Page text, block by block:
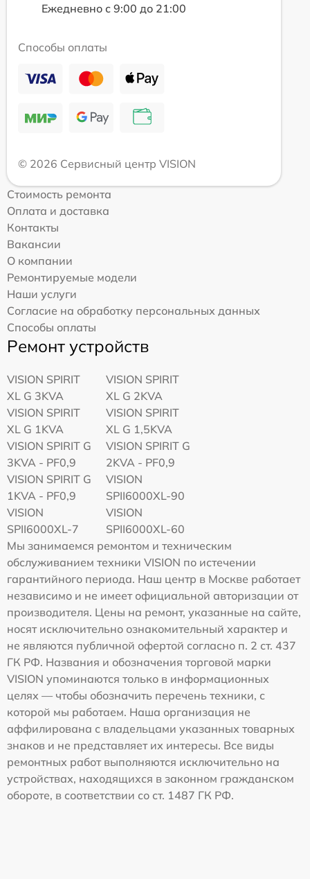
Ежедневно с 9:00 до 21:00
Способы оплаты
© 2026 Сервисный центр VISION
Стоимость ремонта
Оплата и доставка
Контакты
Вакансии
О компании
Ремонтируемые модели
Наши услуги
Согласие на обработку персональных данных
Способы оплаты
Ремонт устройств
VISION SPIRIT
XL G 3KVA
VISION SPIRIT
XL G 2KVA
VISION SPIRIT
XL G 1KVA
VISION SPIRIT
XL G 1,5KVA
VISION SPIRIT G
3KVA - PF0,9
VISION SPIRIT G
2KVA - PF0,9
VISION SPIRIT G
1KVA - PF0,9
VISION
SPII6000XL-90
VISION
SPII6000XL-7
VISION
SPII6000XL-60
Мы занимаемся ремонтом и техническим
обслуживанием техники VISION по истечении
гарантийного периода. Наш центр в Москве работает
независимо и не имеет официальной авторизации от
производителя. Цены на ремонт, указанные на сайте,
носят исключительно ознакомительный характер и
не являются публичной офертой согласно п. 2 ст. 437
ГК РФ. Названия и обозначения торговой марки
VISION упоминаются только в информационных
целях — чтобы обозначить перечень техники, с
которой мы работаем. Наша организация не
аффилирована с владельцами указанных товарных
знаков и не представляет их интересы. Все виды
ремонтных работ выполняются исключительно на
устройствах, находящихся в законном гражданском
обороте, в соответствии со ст. 1487 ГК РФ.